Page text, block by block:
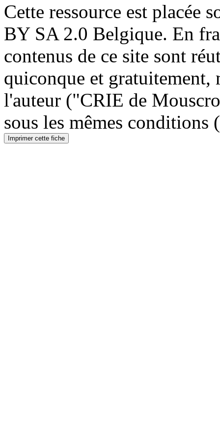
Cette ressource est placée
BY SA 2.0 Belgique. En
contenus de ce site sont
quiconque et
l'auteur ("CRIE de
sous les mêmes
Imprimer cette fiche